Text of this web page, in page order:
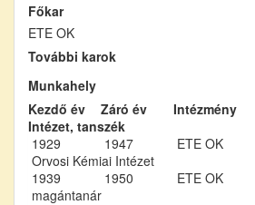
Főkar
ETE OK
További karok
Munkahely
Kezdő év
Záró év
Intézmény
Intézet, tanszék
1929
1947
ETE OK
Orvosi Kémiai Intézet
1939
1950
ETE OK
magántanár